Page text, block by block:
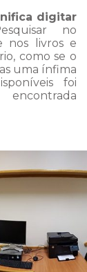
digitar
no
nos livros e
como se o
uma ínfima
foi